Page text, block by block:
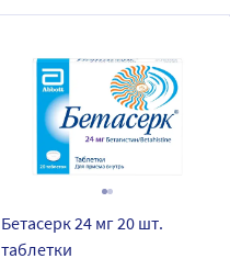
Бетасерк 24 мг 20 шт.
таблетки